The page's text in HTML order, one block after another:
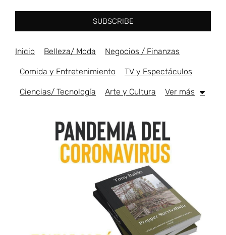
SUBSCRIBE
Inicio Belleza/ Moda Negocios / Finanzas
Comida y Entretenimiento TV y Espectáculos
Ciencias/ Tecnología Arte y Cultura Ver más